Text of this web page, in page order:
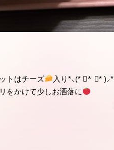
トはチーズ
入り*⸜(* ॑꒳ ॑* )⸝*
をかけて少しお洒落に